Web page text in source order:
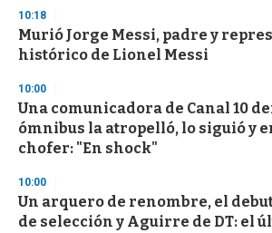
10:18
Murió Jorge Messi, padre y
histórico de Lionel Messi
10:00
Una comunicadora de Canal 10
ómnibus la atropelló, lo siguió y
chofer: "En shock"
10:00
Un arquero de renombre, el
de selección y Aguirre de DT: el